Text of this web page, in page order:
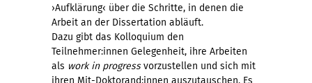
›Aufklärung‹ über die Schritte, in denen die
Arbeit an der Dissertation abläuft.
Dazu gibt das Kolloquium den
Teilnehmer:innen Gelegenheit, ihre Arbeiten
als work in progressvorzustellen und sich mit
ihren Mit-Doktorand:innen auszutauschen. Es